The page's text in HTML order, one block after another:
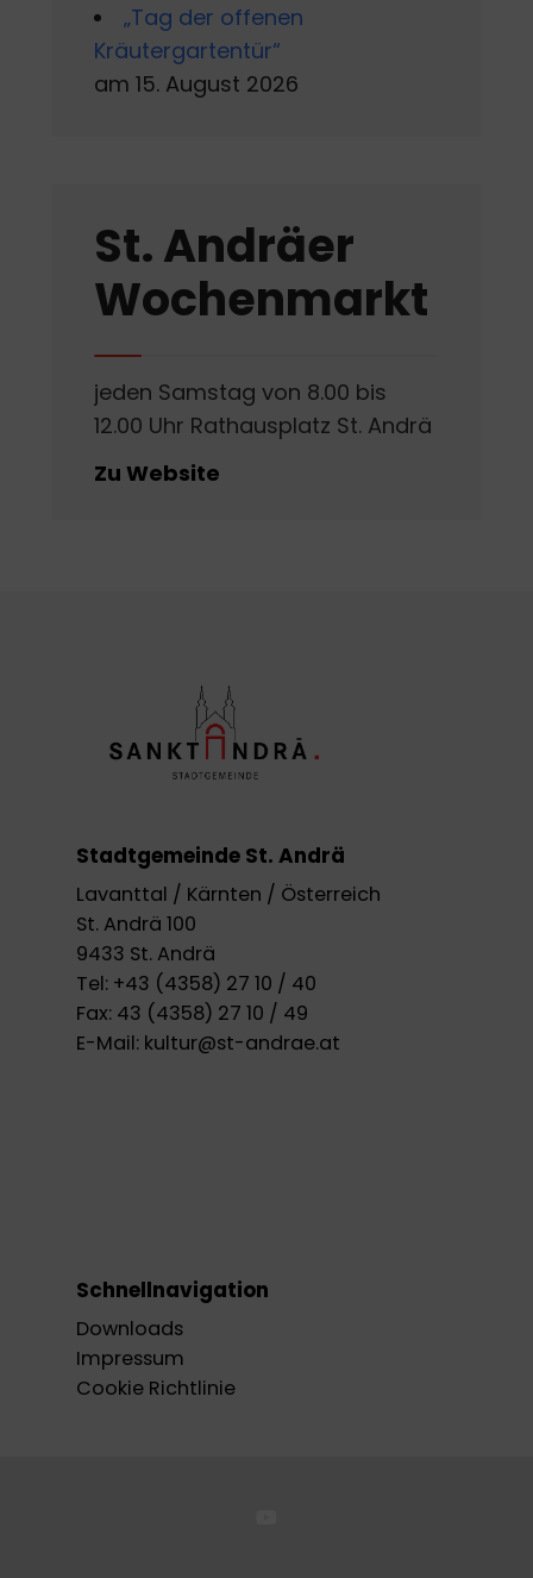
„Tag der offenen
Kräutergartentür“
am 15. August 2026
St. Andräer
Wochenmarkt
jeden Samstag von 8.00 bis
12.00 Uhr Rathausplatz St. Andrä
Zu Website
Stadtgemeinde St. Andrä
Lavanttal / Kärnten / Österreich
St. Andrä 100
9433 St. Andrä
Tel: +43 (4358) 27 10 / 40
Fax: 43 (4358) 27 10 / 49
E-Mail: kultur@st-andrae.at
Schnellnavigation
Downloads
Impressum
Cookie Richtlinie